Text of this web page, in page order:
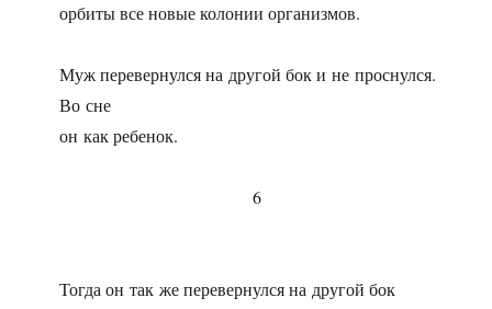
орбиты все новые колонии организмов.
Муж перевернулся на другой бок и не проснулся.
Во сне
он как ребенок.
6
Тогда он так же перевернулся на другой бок